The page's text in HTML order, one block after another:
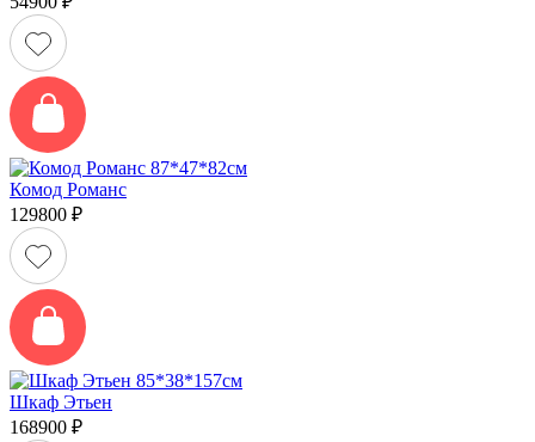
Комод Романс
129800 ₽
Шкаф Этьен
168900 ₽